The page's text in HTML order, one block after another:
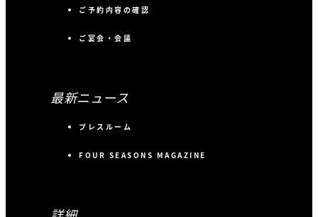
ご予約内容の確認
ご宴会・会議
最新ニュース
プレスルーム
FOUR SEASONS MAGAZINE